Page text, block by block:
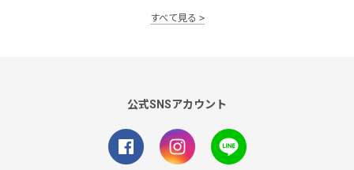
すべて見る
公式SNSアカウント